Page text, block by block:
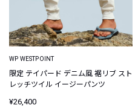
WP WESTPOINT
限定 テイパード デニム風 裾リブ スト
レッチツイル イージーパンツ
¥26,400